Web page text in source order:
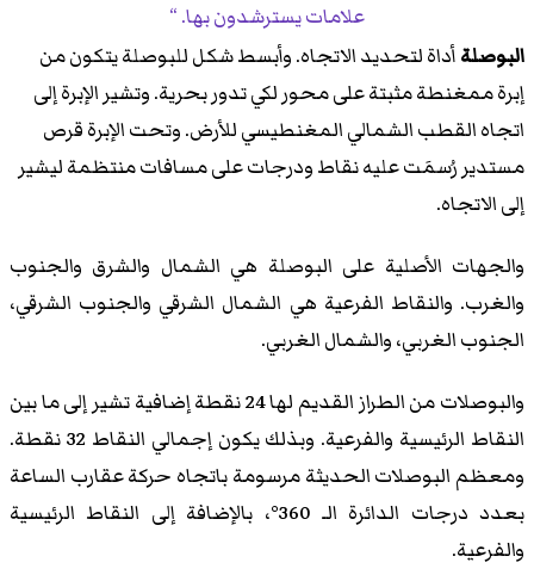
علامات يسترشدون بها.
البوصلةأداة لتحديد الاتجاه. وأبسط شكل للبوصلة يتكون من
إبرة ممغنطة مثبتة على محور لكي تدور بحرية. وتشير الإبرة إلى
اتجاه القطب الشمالي المغنطيسي للأرض. وتحت الإبرة قرص
مستدير رُسمَت عليه نقاط ودرجات على مسافات منتظمة ليشير
إلى الاتجاه.
والجهات الأصلية على البوصلة هي الشمال والشرق والجنوب
والغرب. والنقاط الفرعية هي الشمال الشرقي والجنوب الشرقي،
الجنوب الغربي، والشمال الغربي.
والبوصلات من الطراز القديم لها 24 نقطة إضافية تشير إلى ما بين
النقاط الرئيسية والفرعية. وبذلك يكون إجمالي النقاط 32 نقطة.
ومعظم البوصلات الحديثة مرسومة باتجاه حركة عقارب الساعة
بعدد درجات الدائرة الـ 360°، بالإضافة إلى النقاط الرئيسية
والفرعية.